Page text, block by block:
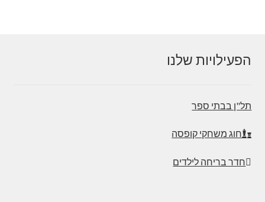
הפעילויות שלנו
תל"ן בבתי ספר
חוג משחקי קופסה
חדר בריחה לילדים